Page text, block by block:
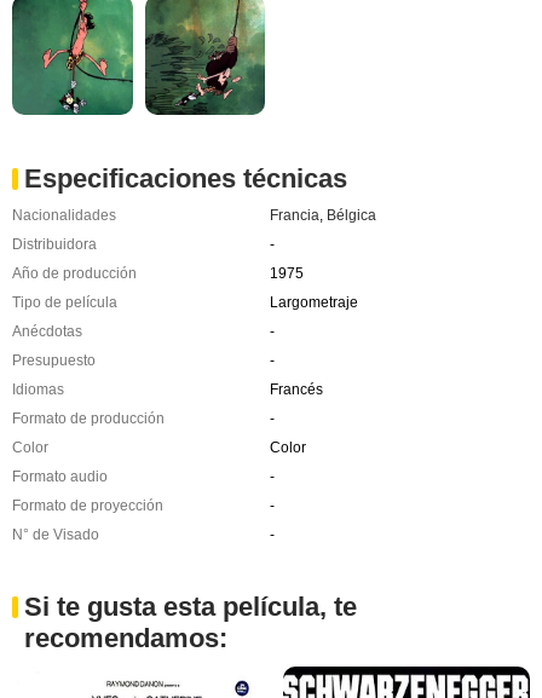
Especificaciones técnicas
Nacionalidades Francia, Bélgica
Distribuidora
-
Año de producción
1975
Tipo de película
Largometraje
Anécdotas
-
Presupuesto
-
Idiomas
Francés
Formato de producción
-
Color
Color
Formato audio
-
Formato de proyección
-
N° de Visado
-
Si te gusta esta película, te
recomendamos: